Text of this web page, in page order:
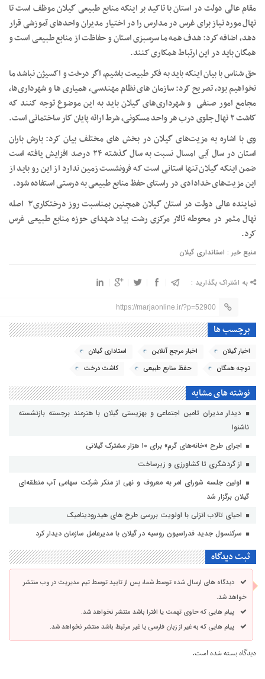
مقام عالی دولت در استان با تاکید بر اینکه منابع طبیعی گیلان موظف است تا
نهال مورد نیاز برای غرس در مدارس را در اختیار مدیران واحدهای آموزشی قرار
دهد، اضافه کرد: هدف همه ما سرسبزی استان و حفاظت از منابع طبیعی است و
همگان باید در این ارتباط همکاری کنند.
حق شناس با بیان اینکه باید به فکر طبیعت باشیم، اگر درخت و اکسیژن نباشد ما
نخواهیم بود، تصریح کرد: سازمان های نظام مهندسی، همیاری ها و شهرداری‌ها،
مجامع امور صنفی و شهرداری‌های گیلان باید به این موضوع توجه کنند که
کاشت ۲ نهال جلوی درب هر واحد مسکونی، شرط ارائه پایان کار ساختمانی است.
وی با اشاره به مزیت‌های گیلان در بخش های مختلف بیان کرد: بارش باران
استان در سال آبی امسال نسبت به سال گذشته ۲۴ درصد افزایش یافته است
ضمن اینکه گیلان تنها استانی است که فرونشست زمین ندارد از این رو باید از
این مزیت‌های خدادادی در راستای حفظ منابع طبیعی به درستی استفاده شود.
نماینده عالی دولت در استان گیلان همچنین بمناسبت روز درختکاری۳ اصله
نهال مثمر در محوطه تالار مرکزی رشت بیاد شهدای حوزه منابع طبیعی غرس
کرد.
منبع خبر : استانداری گیلان
به اشتراک بگذارید :
https://marjaonline.ir/?p=52900
برچسب ها
اخبار گیلان اخبار مرجع آنلاین
استاداری گیلان
توجه همگان
حفظ منابع طبیعی کاشت درخت
نوشته های مشابه
دیدار مدیران تامین اجتماعی و بهزیستی گیلان با هنرمند برجسته بازنشسته
ناشنوا
اجرای طرح «خانه‌های گرم» برای ۱۰ هزار مشترک گیلانی
از گردشگری تا کشاورزی و زیرساخت
اولین جلسه شورای امر به معروف و نهی از منکر شرکت سهامی آب منطقه‌ای
گیلان برگزار شد
احیای تالاب انزلی با اولویت بررسی طرح های هیدرودینامیک
سرکنسول جدید فدراسیون روسیه در گیلان با مدیرعامل سازمان دیدار کرد
ثبت دیدگاه
دیدگاه های ارسال شده توسط شما، پس از تایید توسط تیم مدیریت در وب منتشر
خواهد شد.
پیام هایی که حاوی تهمت یا افترا باشد منتشر نخواهد شد.
پیام هایی که به غیر از زبان فارسی یا غیر مرتبط باشد منتشر نخواهد شد.
دیدگاه بسته شده است.